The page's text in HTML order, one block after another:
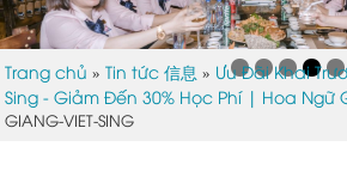
Trang chủ »Tin tức 信息 » Ưu Đãi Khai
Sing - Giảm Đến 30% Học Phí | Hoa Ngữ
GIANG-VIET-SING